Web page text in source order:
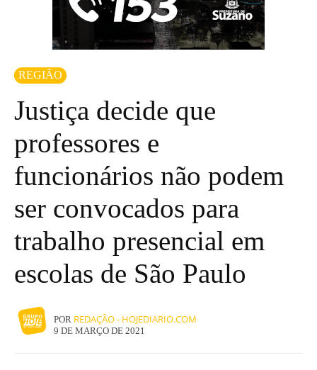
REGIÃO
Justiça decide que
professores e
funcionários não podem
ser convocados para
trabalho presencial em
escolas de São Paulo
POR REDAÇÃO - HOJEDIARIO.COM
9 DE MARÇO DE 2021